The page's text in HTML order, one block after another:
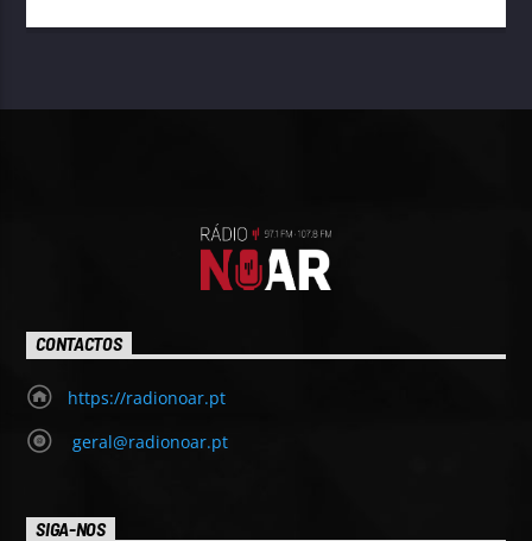
CONTACTOS
https://radionoar.pt
geral@radionoar.pt
SIGA-NOS